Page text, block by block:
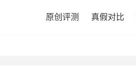
原创评测 真假对比